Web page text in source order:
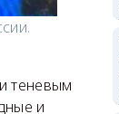
теневым
и